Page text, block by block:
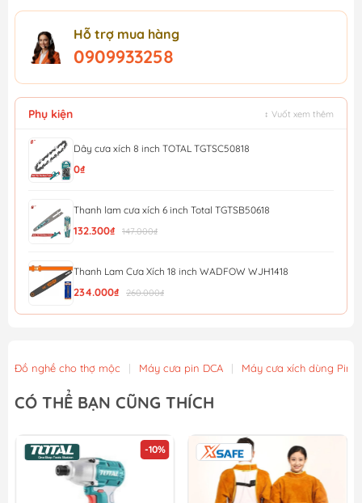
Hỗ trợ mua hàng
0909933258
Phụ kiện ↕ Vuốt xem thêm
Dây cưa xích 8 inch TOTAL TGTSC50818
0₫
Thanh lam cưa xích 6 inch Total TGTSB50618
132.300₫ 147.000₫
Thanh Lam Cưa Xích 18 inch WADFOW WJH1418
234.000₫ 260.000₫
Dây Cưa Xích 16 inch WADFOW WZY1416
234.000₫
Dây Cưa Xích 8 Inch Total TGTSC50801
138.600₫ 154.000₫
Đồ nghề cho thợ mộc | Máy cưa pin DCA | Máy cưa xích dùng Pin
CÓ THỂ BẠN CŨNG THÍCH
-10%